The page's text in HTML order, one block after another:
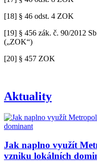
[18] § 46 odst. 4 ZOK
[19] § 456 zák. č. 90/2012
(„ZOK“)
[20] § 457 ZOK
Aktuality
Jak naplno využít
vzniku lokálních